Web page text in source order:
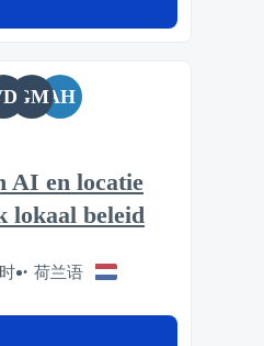
GMAH
AI en locatie
lokaal beleid
荷兰语